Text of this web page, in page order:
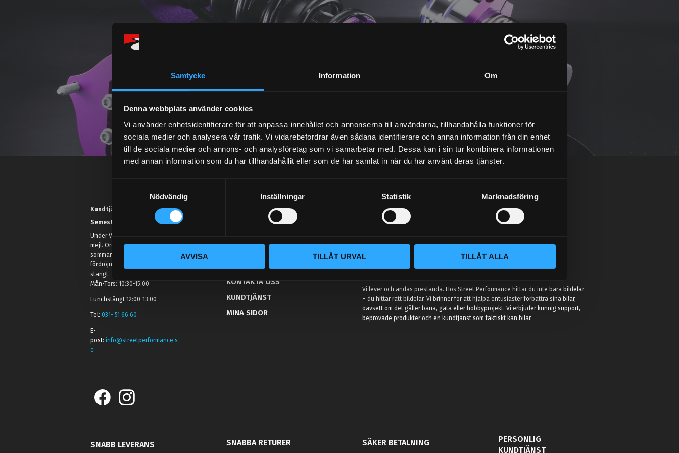
Samtycke Information Om
Denna webbplats använder cookies
Vi använder enhetsidentifierare för att anpassa innehållet och annonserna till användarna, tillhandahålla funktioner för
sociala medier och analysera vår trafik. Vi vidarebefordrar även sådana identifierare och annan information från din enhet
till de sociala medier och annons- och analysföretag som vi samarbetar med. Dessa kan i sin tur kombinera informationen
med annan information som du har tillhandahållit eller som de har samlat in när du har använt deras tjänster.
m
t
y
c
k
s
l
Nödvändig Inställningar Statistik Marknadsföring
AVVISA TILLÅT URVAL TILLÅT ALLA
Dina personuppgifter behandlas i enlighet med vår
Kundtjänst telefon:
Semestertider.
Under V.27 - V.33 nås vi enbart på
mejl. Ordrar skickas under
sommaren men med viss
fördröjning. 2/7 -9/7 är det helt
stängt.
Mån-Tors: 10:30-15:00
Lunchstängt 12:00-13:00
Tel:031- 51 66 60
E-
post:info@streetperformance.s
e
KUNSKAPSCENTER
KONTAKTA OSS
KUNDTJÄNST
MINA SIDOR
Vi lever och andas prestanda. Hos Street Performance hittar du inte bara bildelar
– du hittar rätt bildelar. Vi brinner för att hjälpa entusiaster förbättra sina bilar,
oavsett om det gäller bana, gata eller hobbyprojekt. Vi erbjuder kunnig support,
beprövade produkter och en kundtjänst som faktiskt kan bilar.
SNABB LEVERANS SNABBA RETURER SÄKER BETALNING
PERSONLIG
KUNDTJÄNST